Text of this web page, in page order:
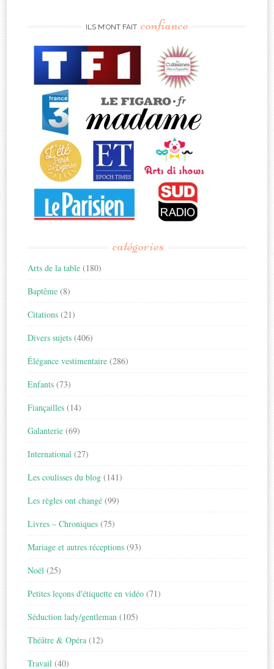
ILS M’ONT FAIT confiance
catégories
Arts de la table (180)
Baptême (8)
Citations (21)
Divers sujets (406)
Élégance vestimentaire (286)
Enfants (73)
Fiançailles (14)
Galanterie (69)
International (27)
Les coulisses du blog (141)
Les règles ont changé (99)
Livres – Chroniques (75)
Mariage et autres réceptions (93)
Noël (25)
Petites leçons d'étiquette en vidéo (71)
Séduction lady/gentleman (105)
Théâtre & Opéra (12)
Travail (40)